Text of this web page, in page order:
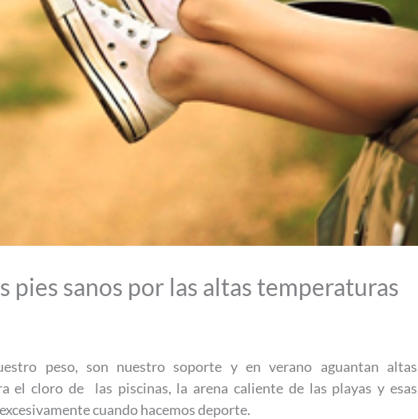
pies sanos por las altas temperaturas
peso, son nuestro soporte y en verano aguantan altas
el cloro de las piscinas, la arena caliente de las playas y esas
cuando hacemos deporte.